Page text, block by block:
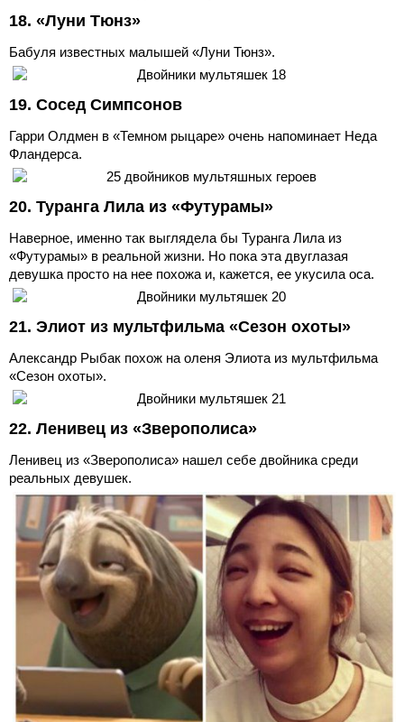
18. «Луни Тюнз»
Бабуля известных малышей «Луни Тюнз».
19. Сосед Симпсонов
Гарри Олдмен в «Темном рыцаре» очень напоминает Неда
Фландерса.
20. Туранга Лила из «Футурамы»
Наверное, именно так выглядела бы Туранга Лила из
«Футурамы» в реальной жизни. Но пока эта двуглазая
девушка просто на нее похожа и, кажется, ее укусила оса.
21. Элиот из мультфильма «Сезон охоты»
Александр Рыбак похож на оленя Элиота из мультфильма
«Сезон охоты».
22. Ленивец из «Зверополиса»
Ленивец из «Зверополиса» нашел себе двойника среди
реальных девушек.